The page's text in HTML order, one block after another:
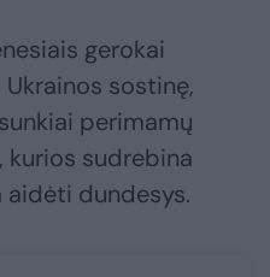
gerokai
sostinę,
perimamų
kurios sudrebina
dundesys.